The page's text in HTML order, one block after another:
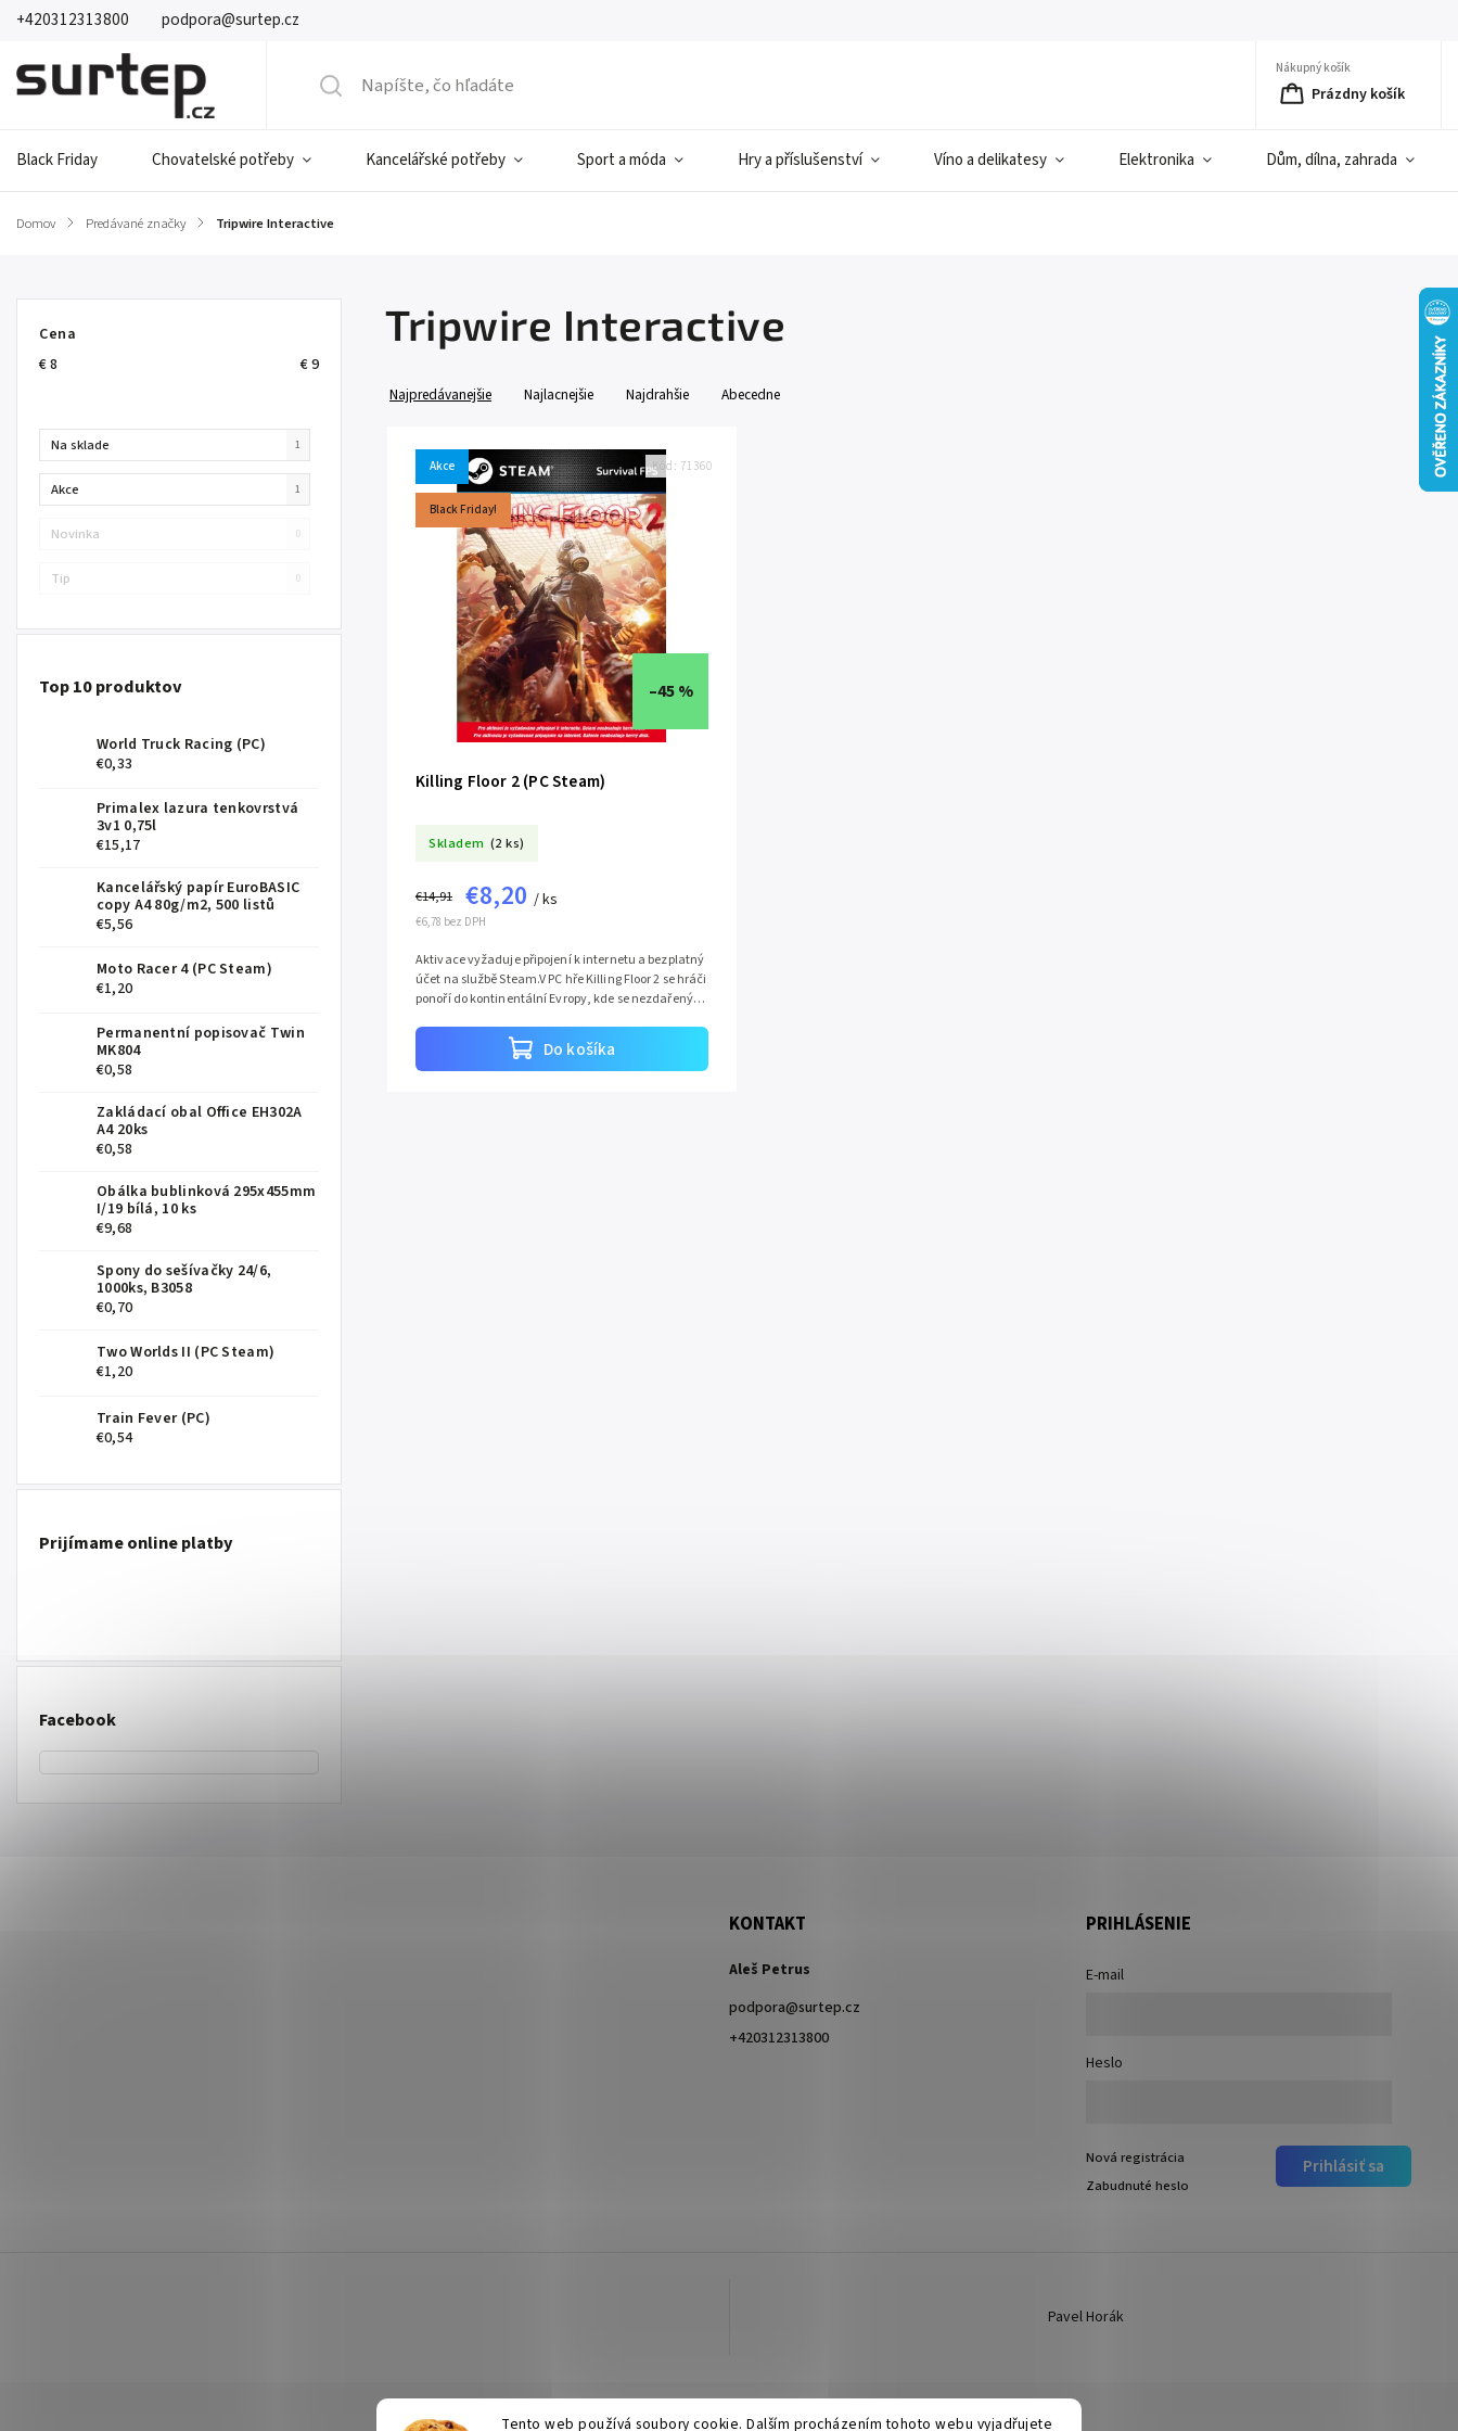
Tento web používá soubory cookie. Dalším procházením tohoto webu vyjadřujete
+420312313800 podpora@surtep.cz
Nákupný košík
Prázdny košík
Black Friday Chovatelské potřeby Kancelářské potřeby Sport a móda Hry a příslušenství Víno a delikatesy Elektronika Dům, dílna, zahrada
Domov / Predávané značky / Tripwire Interactive
Cena
€8 €9
Na sklade 1
Akce 1
Novinka 0
Tip 0
Top 10 produktov
World Truck Racing (PC)
€0,33
Primalex lazura tenkovrstvá
3v1 0,75l
€15,17
Kancelářský papír EuroBASIC
copy A4 80g/m2, 500 listů
€5,56
Moto Racer 4 (PC Steam)
€1,20
Permanentní popisovač Twin
MK804
€0,58
Zakládací obal Office EH302A
A4 20ks
€0,58
Obálka bublinková 295x455mm
I/19 bílá, 10 ks
€9,68
Spony do sešívačky 24/6,
1000ks, B3058
€0,70
Two Worlds II (PC Steam)
€1,20
Train Fever (PC)
€0,54
Prijímame online platby
Facebook
Tripwire Interactive
Najpredávanejšie Najlacnejšie Najdrahšie Abecedne
Akce
Black Friday!
–45 %
Killing Floor 2 (PC Steam)
Skladem (2 ks)
€6,78 bez DPH
€14,91 €8,20 / ks
Do košíka
Aktivace vyžaduje připojení k internetu a bezplatný
účet na službě Steam.V PC hře Killing Floor 2 se hráči
ponoří do kontinentální Evropy, kde se nezdařený
Kód: 71360
KONTAKT
Aleš Petrus
podpora@surtep.cz
+420312313800
PRIHLÁSENIE
E-mail
Heslo
Prihlásiť sa
Nová registrácia
Zabudnuté heslo
Pavel Horák